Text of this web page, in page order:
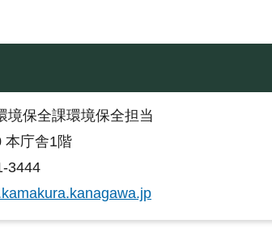
境保全課環境保全担当
本庁舎1階
3444